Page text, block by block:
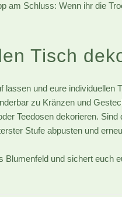
am Schluss: Wenn ihr die
Tisch
lassen und eure individuellen
zu Kränzen und
Teedosen dekorieren.
Stufe abpusten und
Blumenfeld und sichert euch